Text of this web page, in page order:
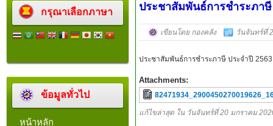
กรุณาเลือกภาษา
ข้อมูลทั่วไป
หน้าหลัก
ประชาสัมพันธ์การชำระภาษี
เขียนโดย กองคลัง วันจันทร์ที่
ประชาสัมพันธ์การชำระภาษี ประจำปี 2563
Attachments:
แก้ไขล่าสุด ใน วันจันทร์ที่ 20 มกราคม